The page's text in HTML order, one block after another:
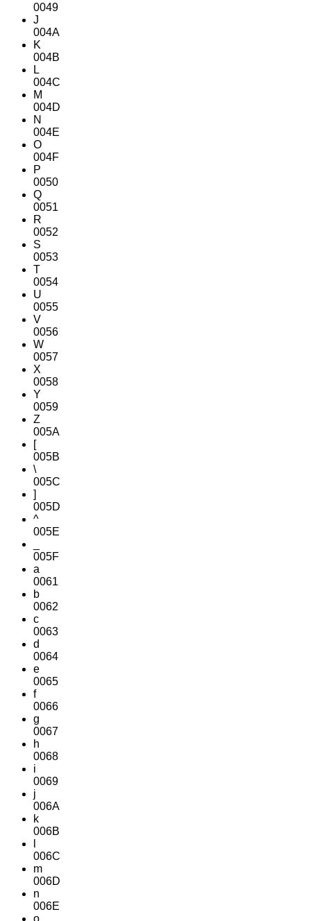
0049
J
004A
K
004B
L
004C
M
004D
N
004E
O
004F
P
0050
Q
0051
R
0052
S
0053
T
0054
U
0055
V
0056
W
0057
X
0058
Y
0059
Z
005A
[
005B
\
005C
]
005D
^
005E
005F
a
0061
b
0062
c
0063
d
0064
e
0065
f
0066
g
0067
h
0068
i
0069
j
006A
k
006B
006C
m
006D
n
006E
o